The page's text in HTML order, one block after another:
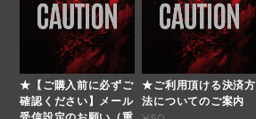
★【ご購入前に必ずご
確認ください】メール
★ご利用頂ける決済方
法についてのご案内